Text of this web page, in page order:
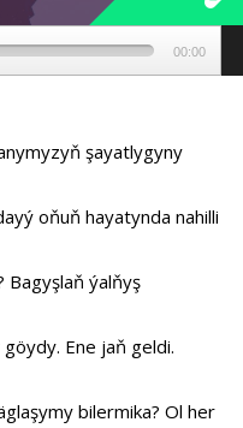
00:00
şayatlygyny
oňuň hayatynda nahilli
Bagyşlaň ýalňyş
Ene jaň geldi.
bilermika? Ol her